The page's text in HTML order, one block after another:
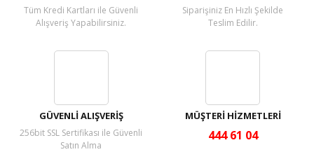
Tüm Kredi Kartları ile Güvenli
Alışveriş Yapabilirsiniz.
Siparişiniz En Hızlı Şekilde
Teslim Edilir.
GÜVENLİ ALIŞVERİŞ
256bit SSL Sertifikası ile Güvenli
Satın Alma
MÜŞTERİ HİZMETLERİ
444 61 04